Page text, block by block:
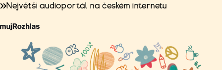
Největší audioportál na českém internetu